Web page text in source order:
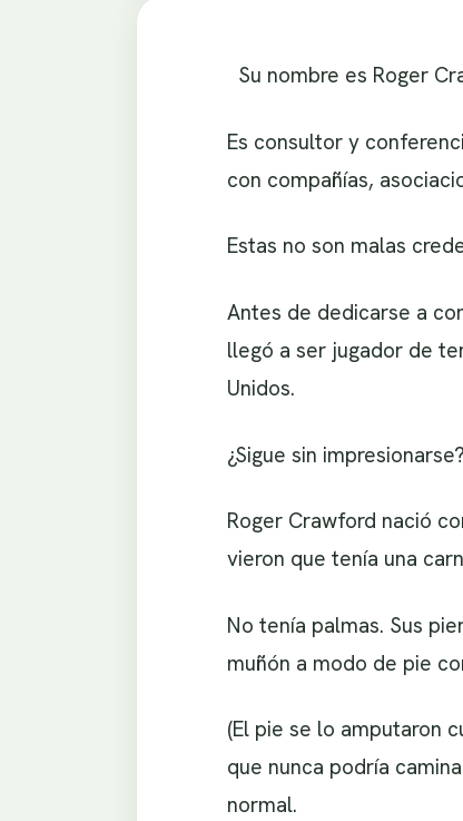
Su nombre es Roger
Es consultor y
con compañías,
Estas no son malas
Antes de dedicarse a
llegó a ser jugador de
Unidos.
¿Sigue sin
Roger Crawford nació
vieron que tenía una
No tenía palmas. Sus
muñón a modo de pie
(El pie se lo amputaron
que nunca podría
normal.